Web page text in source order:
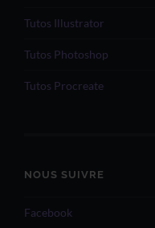
Tutos Illustrator
Tutos Photoshop
Tutos Procreate
NOUS SUIVRE
Facebook